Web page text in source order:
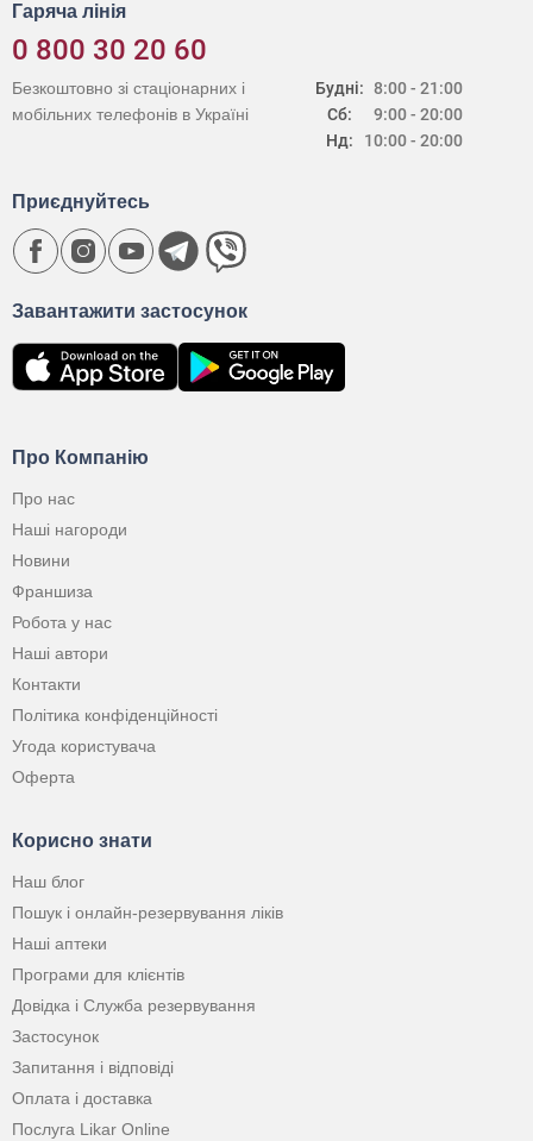
Гаряча лінія
0 800 30 20 60
Будні:
Сб:
Нд:
8:00 - 21:00
9:00 - 20:00
10:00 - 20:00
Безкоштовно зі стаціонарних і
мобільних телефонів в Україні
Про Компанію
Про нас
Наші нагороди
Новини
Франшиза
Робота у нас
Наші автори
Контакти
Політика конфіденційності
Угода користувача
Оферта
Корисно знати
Наш блог
Пошук і онлайн-резервування ліків
Наші аптеки
Програми для клієнтів
Довідка і Служба резервування
Застосунок
Запитання і відповіді
Оплата і доставка
Послуга Likar Online
Завантажити застосунок
Приєднуйтесь